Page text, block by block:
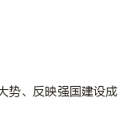
势、反映强国建设成